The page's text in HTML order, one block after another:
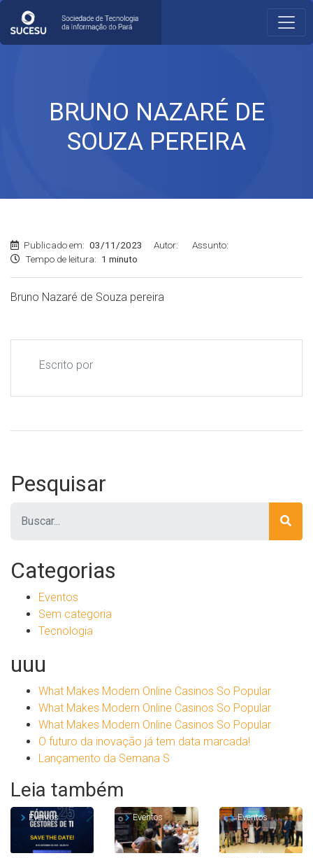
BRUNO NAZARÉ DE
SOUZA PEREIRA
Publicado em: 03/11/2023 Autor:
Assunto:
Tempo de leitura: 1 minuto
Bruno Nazaré de Souza pereira
Escrito por
Pesquisar
Categorias
Eventos
Sem categoria
Tecnologia
uuu
What Makes Modern Online Casinos So Popular
What Makes Modern Online Casinos So Popular
What Makes Modern Online Casinos So Popular
O futuro da inovação já tem data marcada!
Lançamento da Semana S
Leia também
Eventos Eventos Eventos